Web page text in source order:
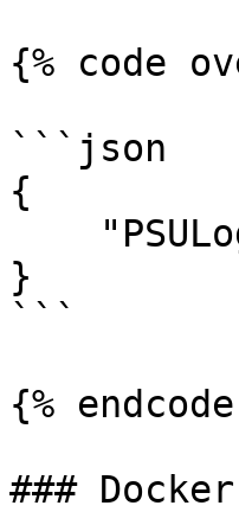
{% code
```json
{
}
```
{%
### Docker